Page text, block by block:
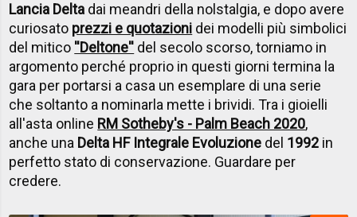
Lancia Delta dai meandri della nolstalgia, e dopo avere
curiosato prezzi e quotazioni dei modelli più simbolici
del mitico ''Deltone'' del secolo scorso, torniamo in
argomento perché proprio in questi giorni termina la
gara per portarsi a casa un esemplare di una serie
che soltanto a nominarla mette i brividi. Tra i gioielli
all'asta online RM Sotheby's - Palm Beach 2020,
anche una Delta HF Integrale Evoluzione del 1992 in
perfetto stato di conservazione. Guardare per
credere.